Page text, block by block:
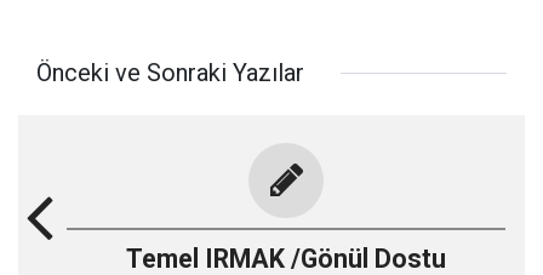
Önceki ve Sonraki Yazılar
Temel IRMAK /Gönül Dostu